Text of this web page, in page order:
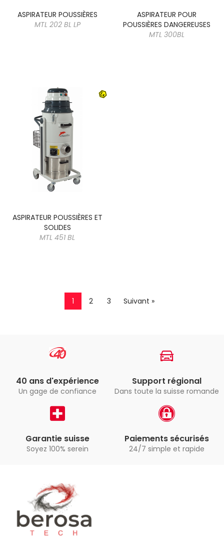
ASPIRATEUR POUSSIÈRES
MTL 202 BL LP
ASPIRATEUR POUR
POUSSIÈRES DANGEREUSES
MTL 300BL
ASPIRATEUR POUSSIÈRES ET
SOLIDES
MTL 451 BL
1 2 3 Suivant »
40 ans d'expérience
Un gage de confiance
Support régional
Dans toute la suisse romande
Garantie suisse
Soyez 100% serein
Paiements sécurisés
24/7 simple et rapide